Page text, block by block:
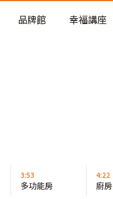
品牌館 幸福講座
3:53
多功能房
4:22
廚房